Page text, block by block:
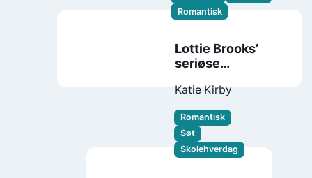
Romantisk
Lottie Brooks’
seriøse
Katie Kirby
Romantisk
Søt
Skolehverdag